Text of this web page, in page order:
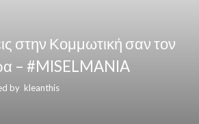
στην Κομμωτική σαν τον
– #MISELMANIA
by kleanthis